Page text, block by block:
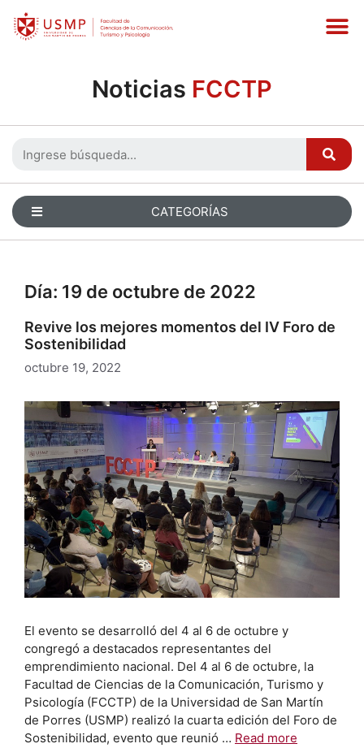
Noticias FCCTP
CATEGORÍAS
Día: 19 de octubre de 2022
Revive los mejores momentos del IV Foro de
Sostenibilidad
octubre 19, 2022
El evento se desarrolló del 4 al 6 de octubre y
congregó a destacados representantes del
emprendimiento nacional. Del 4 al 6 de octubre, la
Facultad de Ciencias de la Comunicación, Turismo y
Psicología (FCCTP) de la Universidad de San Martín
de Porres (USMP) realizó la cuarta edición del Foro de
Sostenibilidad, evento que reunió … Read more